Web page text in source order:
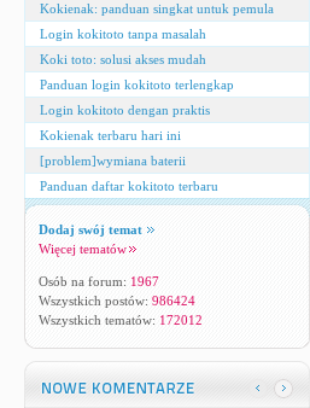
Kokienak: panduan singkat untuk pemula
Login kokitoto tanpa masalah
Koki toto: solusi akses mudah
Panduan login kokitoto terlengkap
Login kokitoto dengan praktis
Kokienak terbaru hari ini
[problem]wymiana baterii
Panduan daftar kokitoto terbaru
Dodaj swój temat
Więcej tematów
Osób na forum: 1967
Wszystkich postów: 986424
Wszystkich tematów: 172012